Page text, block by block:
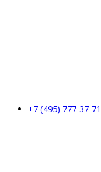
+7 (495) 777-37-71